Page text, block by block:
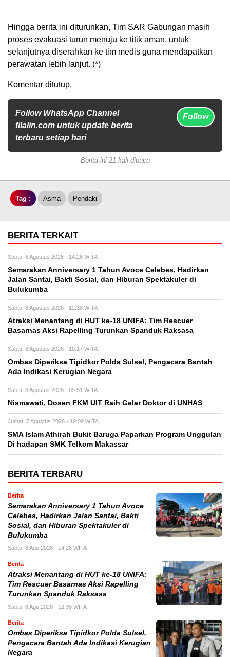
Hingga berita ini diturunkan, Tim SAR Gabungan masih
proses evakuasi turun menuju ke titik aman, untuk
selanjutnya diserahkan ke tim medis guna mendapatkan
perawatan lebih lanjut. (*)
Komentar ditutup.
Follow WhatsApp Channel
filalin.com untuk update berita
terbaru setiap hari
Follow
Berita ini 21 kali dibaca
Tag : Asma Pendaki
BERITA TERKAIT
Sabtu, 8 Agustus 2026 - 14:26 WITA
Semarakan Anniversary 1 Tahun Avoce Celebes, Hadirkan
Jalan Santai, Bakti Sosial, dan Hiburan Spektakuler di
Bulukumba
Sabtu, 8 Agustus 2026 - 12:38 WITA
Atraksi Menantang di HUT ke-18 UNIFA: Tim Rescuer
Basarnas Aksi Rapelling Turunkan Spanduk Raksasa
Sabtu, 8 Agustus 2026 - 10:17 WITA
Ombas Diperiksa Tipidkor Polda Sulsel, Pengacara Bantah
Ada Indikasi Kerugian Negara
Sabtu, 8 Agustus 2026 - 09:51 WITA
Nismawati, Dosen FKM UIT Raih Gelar Doktor di UNHAS
Jumat, 7 Agustus 2026 - 19:09 WITA
SMA Islam Athirah Bukit Baruga Paparkan Program Unggulan
Di hadapan SMK Telkom Makassar
BERITA TERBARU
Berita
Semarakan Anniversary 1 Tahun Avoce
Celebes, Hadirkan Jalan Santai, Bakti
Sosial, dan Hiburan Spektakuler di
Bulukumba
Sabtu, 8 Agu 2026 - 14:26 WITA
Berita
Atraksi Menantang di HUT ke-18 UNIFA:
Tim Rescuer Basarnas Aksi Rapelling
Turunkan Spanduk Raksasa
Sabtu, 8 Agu 2026 - 12:38 WITA
Berita
Ombas Diperiksa Tipidkor Polda Sulsel,
Pengacara Bantah Ada Indikasi Kerugian
Negara